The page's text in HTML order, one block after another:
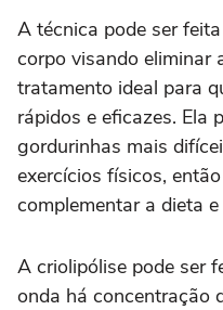
A técnica pode ser
corpo visando eliminar
tratamento ideal para
rápidos e eficazes. Ela
gordurinhas mais
exercícios físicos,
complementar a dieta
A criolipólise pode ser
onda há concentração